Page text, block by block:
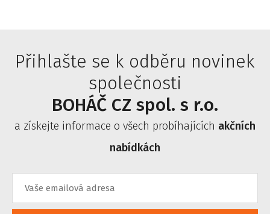
Přihlašte se k odběru novinek
společnosti
BOHÁČ CZ spol. s r.o.
a získejte informace o všech probíhajících akčních
nabídkách